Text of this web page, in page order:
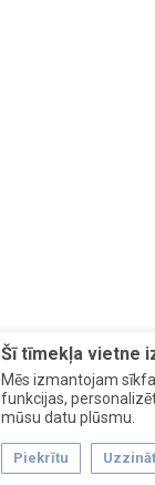
Šī tīmekļa vietne
Mēs izmantojam
funkcijas,
mūsu datu plūsmu.
Piekrītu